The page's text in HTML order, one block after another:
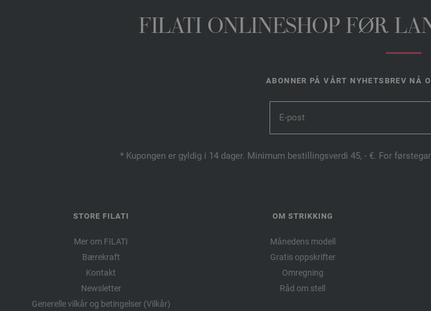
FILATI ONLINESHOP FØR
ABONNER PÅ VÅRT NYHETSBREV NÅ
* Kupongen er gyldig i 14 dager. Minimum bestillingsverdi 45, - €. For
STORE FILATI
Mer om FILATI
Bærekraft
Kontakt
Newsletter
Generelle vilkår og betingelser (Vilkår)
OM STRIKKING
Månedens modell
Gratis oppskrifter
Omregning
Råd om stell